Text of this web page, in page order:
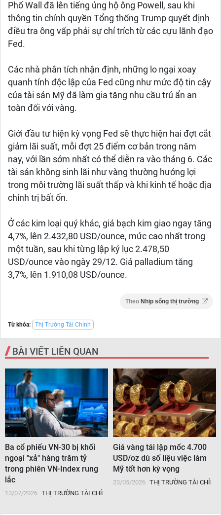
Phố Wall đã lên tiếng ủng hộ ông Powell, sau khi
thông tin chính quyền Tổng thống Trump quyết định
điều tra ông vấp phải sự chỉ trích từ các cựu lãnh đạo
Fed.
Các nhà phân tích nhận định, những lo ngại xoay
quanh tính độc lập của Fed cũng như mức độ tin cậy
của tài sản Mỹ đã làm gia tăng nhu cầu trú ẩn an
toàn đối với vàng.
Giới đầu tư hiện kỳ vọng Fed sẽ thực hiện hai đợt cắt
giảm lãi suất, mỗi đợt 25 điểm cơ bản trong năm
nay, với lần sớm nhất có thể diễn ra vào tháng 6. Các
tài sản không sinh lãi như vàng thường hưởng lợi
trong môi trường lãi suất thấp và khi kinh tế hoặc địa
chính trị bất ổn.
Ở các kim loại quý khác, giá bạch kim giao ngay tăng
4,7%, lên 2.432,80 USD/ounce, mức cao nhất trong
một tuần, sau khi từng lập kỷ lục 2.478,50
USD/ounce vào ngày 29/12. Giá palladium tăng
3,7%, lên 1.910,08 USD/ounce.
Theo Nhịp sống thị trường
Từ khóa: Thị Trường Tài Chính
BÀI VIẾT LIÊN QUAN
Ba cổ phiếu VN-30 bị khối
ngoại "xả" hàng trăm tỷ
trong phiên VN-Index rung
lắc
13/07/2026 THỊ TRƯỜNG TÀI CHÍNH
Giá vàng tái lập mốc 4.700
USD/oz dù số liệu việc làm
Mỹ tốt hơn kỳ vọng
23/05/2026 THỊ TRƯỜNG TÀI CHÍNH